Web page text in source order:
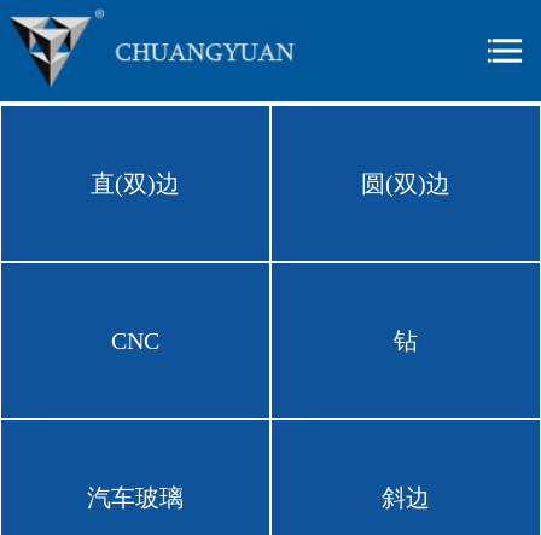
直(双)边 圆(双)边
CNC 钻
汽车玻璃 斜边